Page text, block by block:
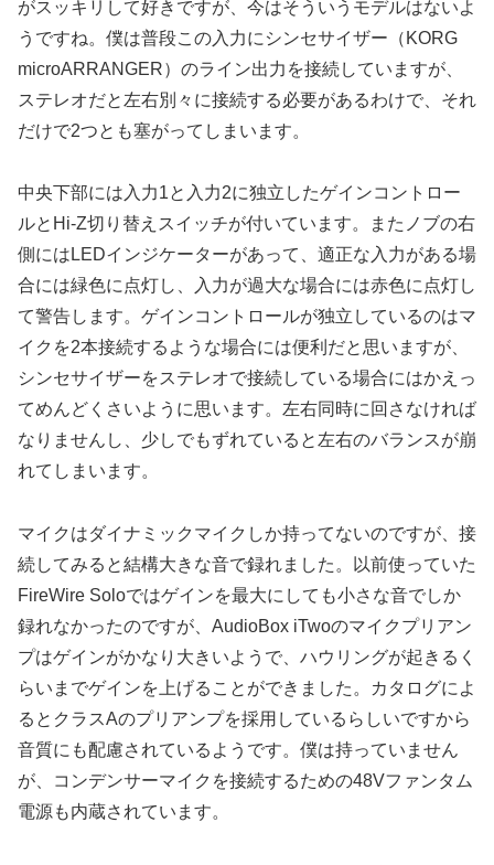
がスッキリして好きですが、今はそういうモデルはないよ
うですね。僕は普段この入力にシンセサイザー（KORG
microARRANGER）のライン出力を接続していますが、
ステレオだと左右別々に接続する必要があるわけで、それ
だけで2つとも塞がってしまいます。
中央下部には入力1と入力2に独立したゲインコントロー
ルとHi-Z切り替えスイッチが付いています。またノブの右
側にはLEDインジケーターがあって、適正な入力がある場
合には緑色に点灯し、入力が過大な場合には赤色に点灯し
て警告します。ゲインコントロールが独立しているのはマ
イクを2本接続するような場合には便利だと思いますが、
シンセサイザーをステレオで接続している場合にはかえっ
てめんどくさいように思います。左右同時に回さなければ
なりませんし、少しでもずれていると左右のバランスが崩
れてしまいます。
マイクはダイナミックマイクしか持ってないのですが、接
続してみると結構大きな音で録れました。以前使っていた
FireWire Soloではゲインを最大にしても小さな音でしか
録れなかったのですが、AudioBox iTwoのマイクプリアン
プはゲインがかなり大きいようで、ハウリングが起きるく
らいまでゲインを上げることができました。カタログによ
るとクラスAのプリアンプを採用しているらしいですから
音質にも配慮されているようです。僕は持っていません
が、コンデンサーマイクを接続するための48Vファンタム
電源も内蔵されています。